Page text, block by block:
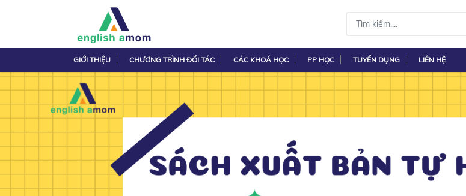
GIỚI THIỆU CHƯƠNG TRÌNH ĐỐI TÁC CÁC KHOÁ HỌC PP HỌC TUYỂN DỤNG LIÊN HỆ